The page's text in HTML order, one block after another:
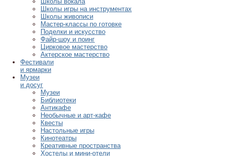
Школы игры на инструментах
Школы живописи
Мастер-классы по готовке
Поделки и искусство
Файр-шоу и поинг
Цирковое мастерство
Актерское мастерство
Фестивали
и ярмарки
Музеи
и досуг
Музеи
Библиотеки
Антикафе
Необычные и арт-кафе
Квесты
Настольные игры
Кинотеатры
Креативные пространства
Хостелы и мини-отели